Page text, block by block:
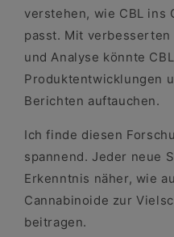
verstehen, wie CBL ins
passt. Mit
und Analyse könnte
Produktentwicklungen
Berichten auftauchen.
Ich finde diesen
spannend. Jeder neue
Erkenntnis näher, wie
Cannabinoide zur
beitragen.